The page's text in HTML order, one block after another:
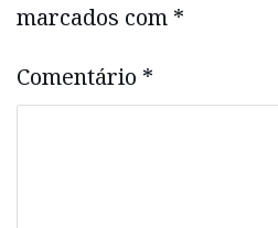
marcados com *
Comentário *